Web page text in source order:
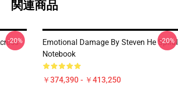
関連商品
-20%
Emotional Damage By Steven He Spiral
Notebook
￥374,390 - ￥413,250
-20%